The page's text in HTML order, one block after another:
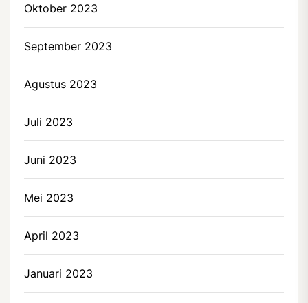
Oktober 2023
September 2023
Agustus 2023
Juli 2023
Juni 2023
Mei 2023
April 2023
Januari 2023